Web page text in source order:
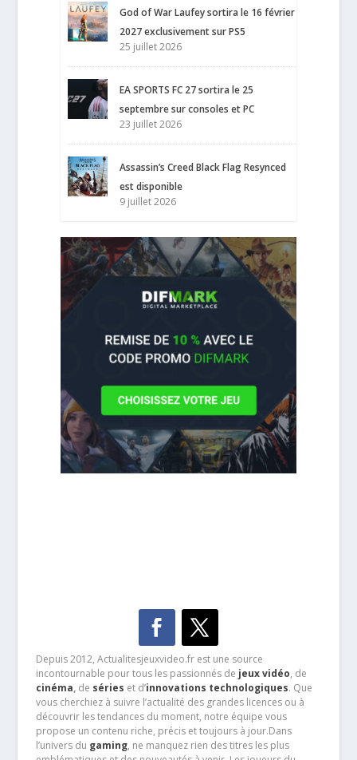
God of War Laufey sortira le 16 février
2027 exclusivement sur PS5
25 juillet 2026
EA SPORTS FC 27 sortira le 25
septembre sur consoles et PC
23 juillet 2026
Assassin’s Creed Black Flag Resynced
est disponible
9 juillet 2026
Depuis 2012, Actualitesjeuxvideo.fr est une source
incontournable pour tous les passionnés de jeux vidéo, de
cinéma,de séries et d’innovations technologiques. Que
vous cherchiez à suivre l’actualité des grandes licences ou à
découvrir les tendances du moment, notre équipe vous
propose un contenu riche, précis et toujours à jour.Dans
l’univers du gaming, ne manquez rien des titres les plus